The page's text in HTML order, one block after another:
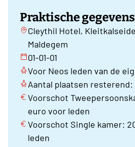
Praktische gegevens
Cleythil Hotel,
Maldegem
01-01-01
Voor Neos leden van de
Aantal plaatsen resterend:
Voorschot
euro voor leden
Voorschot Single kamer:
leden